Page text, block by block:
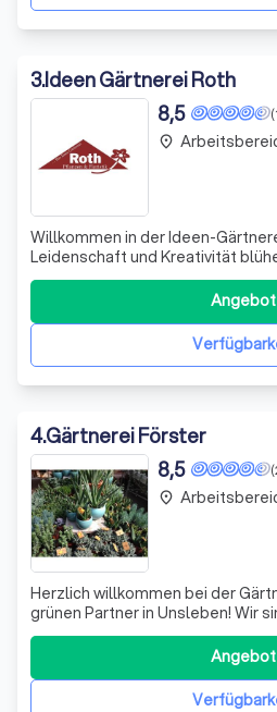
3.Ideen Gärtnerei Roth
8,5
Willkommen in der Ideen-
Leidenschaft und Kreativität
Beet und Ihren Balkon kultivieren.
Produktionsgewächshäusern
Blumen, Pflanzen und
Sorgfalt und in robuster
Angebot
place
4.Gärtnerei Förster
8,5
Herzlich willkommen bei der
grünen Partner in Unsleben! Wir
vielfältige Auswahl an Pflanzen
Außenräume anzubieten. Unser
leidenschaftlichen Gärtnern steht
Gartenideen in die Realität
Angebot
place